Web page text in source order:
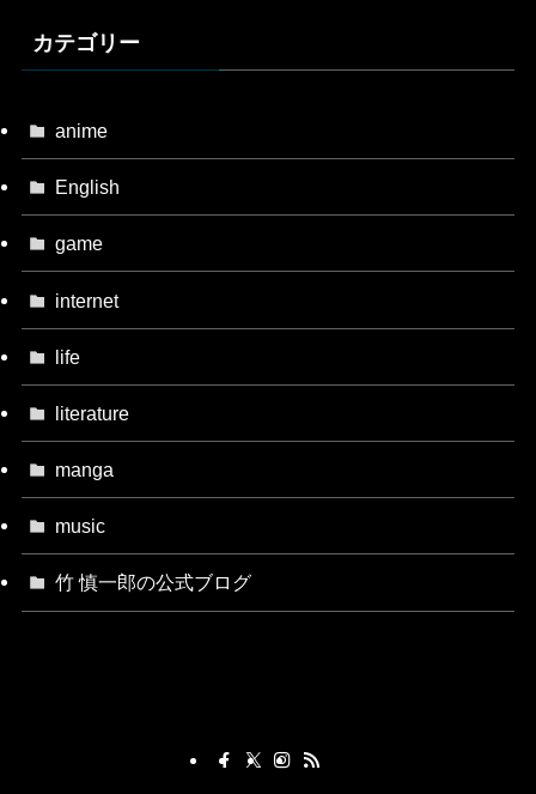
カテゴリー
anime
English
game
internet
life
literature
manga
music
竹 慎一郎の公式ブログ